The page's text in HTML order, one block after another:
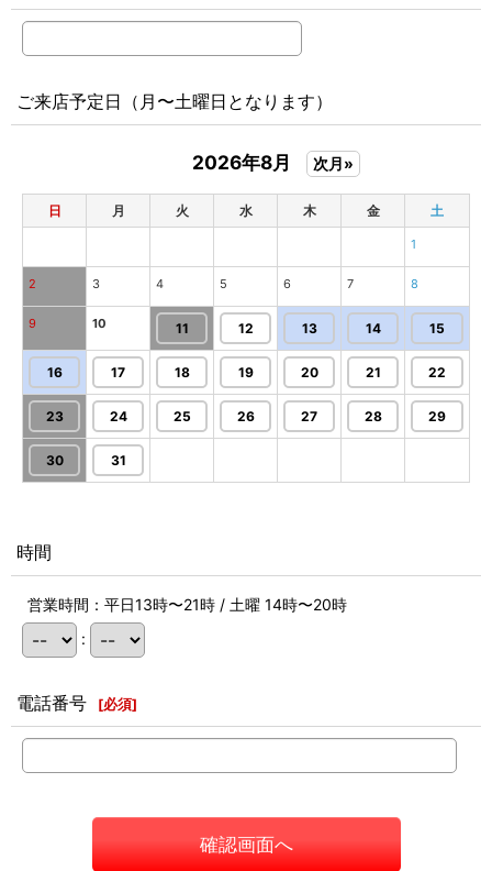
ご来店予定日（月〜土曜日となります）
2026年8月 次月»
日 月 火 水 木 金 土
1
2 3 4 5 6 7 8
9 10 11 12 13 14 15
16 17 18 19 20 21 22
23 24 25 26 27 28 29
30 31
時間
営業時間：平日13時〜21時 / 土曜 14時〜20時
:
電話番号 [必須]
確認画面へ